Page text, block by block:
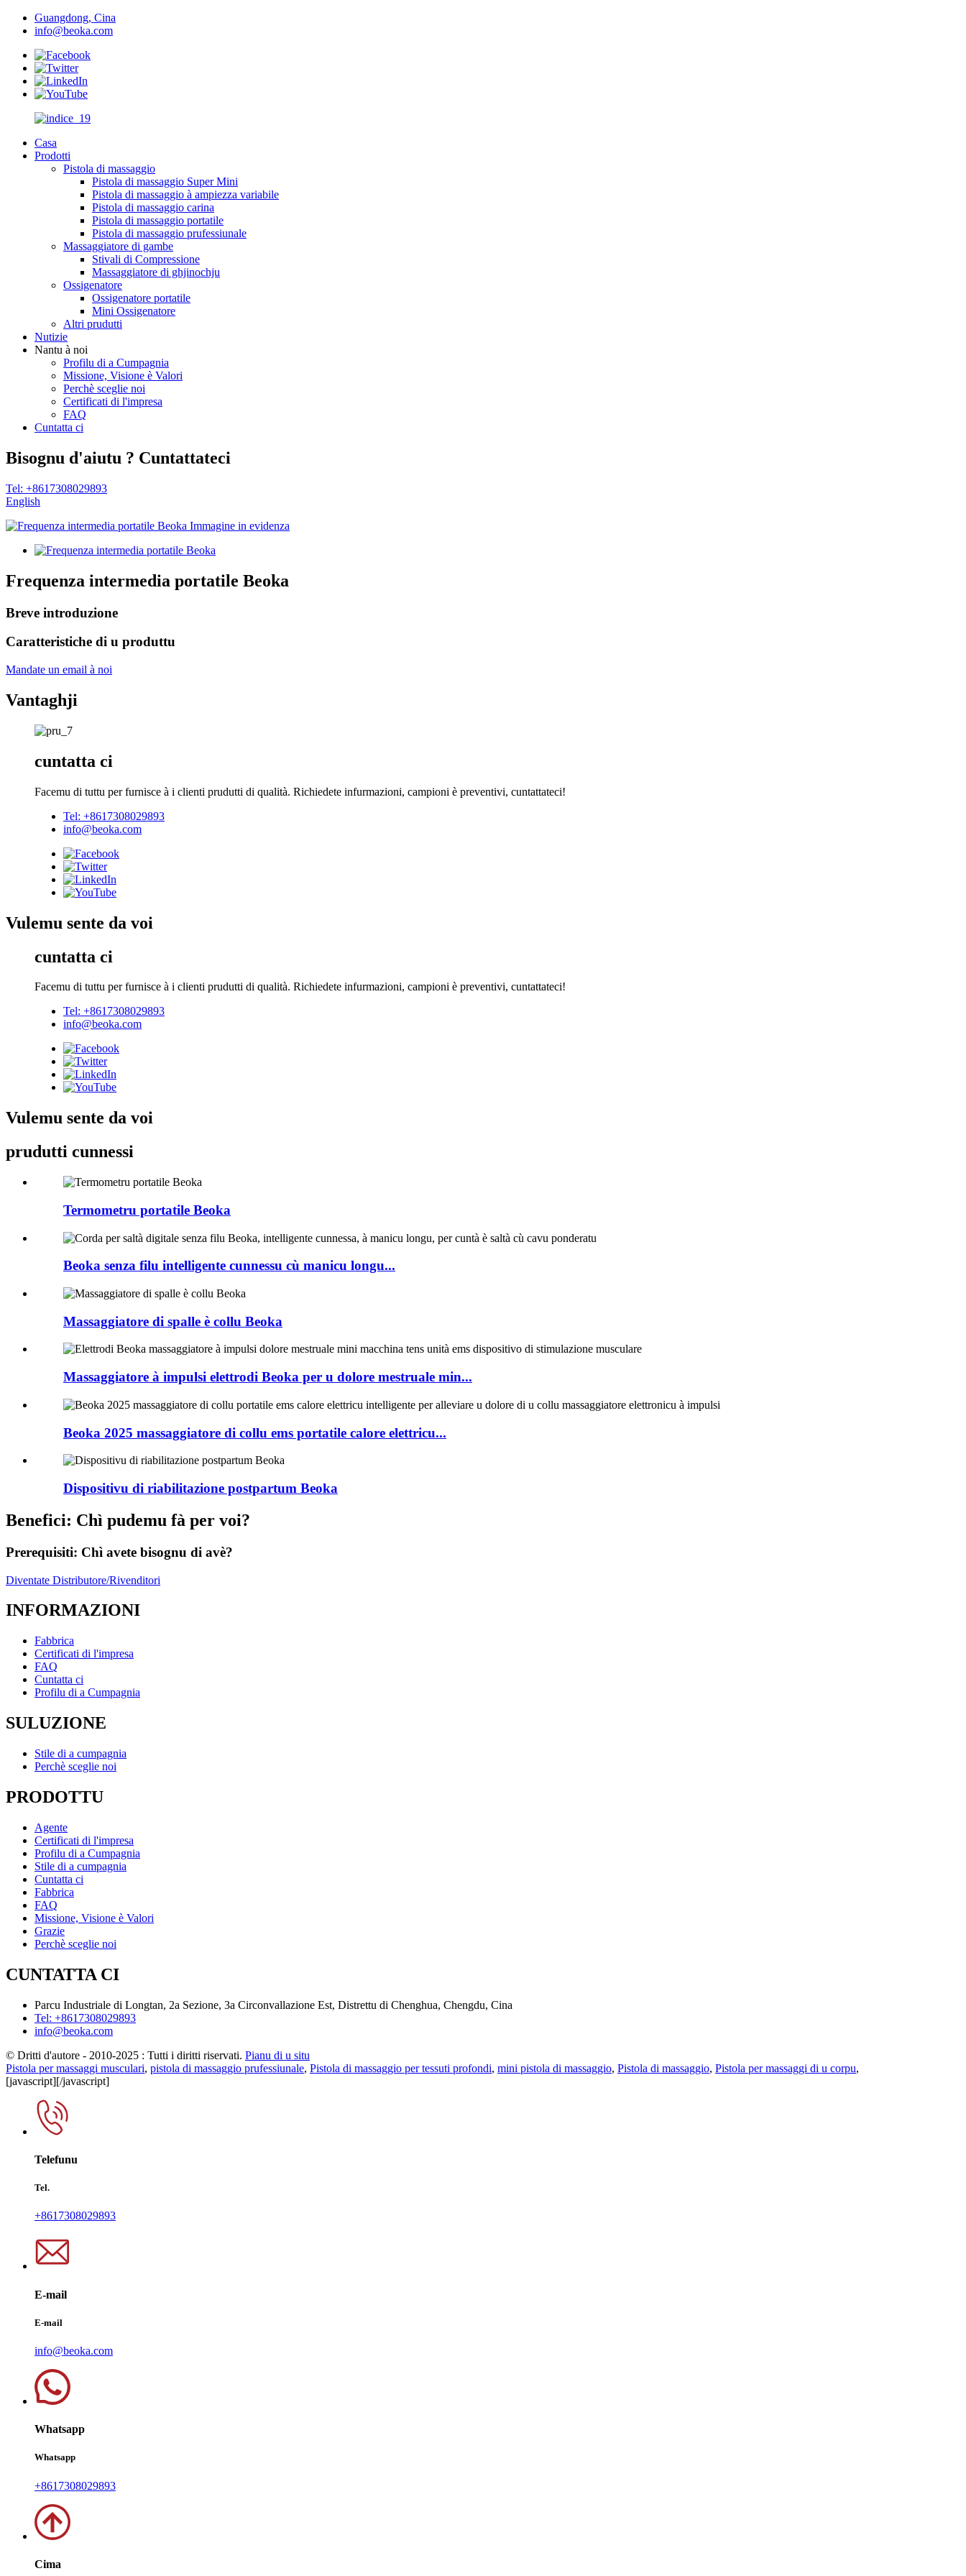
Guangdong, Cina
info@beoka.com
Casa
Prodotti
Pistola di massaggio
Pistola di massaggio Super Mini
Pistola di massaggio à ampiezza variabile
Pistola di massaggio carina
Pistola di massaggio portatile
Pistola di massaggio prufessiunale
Massaggiatore di gambe
Stivali di Compressione
Massaggiatore di ghjinochju
Ossigenatore
Ossigenatore portatile
Mini Ossigenatore
Altri prudutti
Nutizie
Nantu à noi
Profilu di a Cumpagnia
Missione, Visione è Valori
Perchè sceglie noi
Certificati di l'impresa
FAQ
Cuntatta ci
Bisognu d'aiutu ? Cuntattateci
Tel: +8617308029893
English
Frequenza intermedia portatile Beoka
Breve introduzione
Caratteristiche di u produttu
Mandate un email à noi
Vantaghji
cuntatta ci
Facemu di tuttu per furnisce à i clienti prudutti di qualità. Richiedete infurmazioni, campioni è preventivi, cuntattateci!
Tel: +8617308029893
info@beoka.com
Vulemu sente da voi
cuntatta ci
Facemu di tuttu per furnisce à i clienti prudutti di qualità. Richiedete infurmazioni, campioni è preventivi, cuntattateci!
Tel: +8617308029893
info@beoka.com
Vulemu sente da voi
prudutti cunnessi
Termometru portatile Beoka
Beoka senza filu intelligente cunnessu cù manicu longu...
Massaggiatore di spalle è collu Beoka
Massaggiatore à impulsi elettrodi Beoka per u dolore mestruale min...
Beoka 2025 massaggiatore di collu ems portatile calore elettricu...
Dispositivu di riabilitazione postpartum Beoka
Benefici: Chì pudemu fà per voi?
Prerequisiti: Chì avete bisognu di avè?
Diventate Distributore/Rivenditori
INFORMAZIONI
Fabbrica
Certificati di l'impresa
FAQ
Cuntatta ci
Profilu di a Cumpagnia
SULUZIONE
Stile di a cumpagnia
Perchè sceglie noi
PRODOTTU
Agente
Certificati di l'impresa
Profilu di a Cumpagnia
Stile di a cumpagnia
Cuntatta ci
Fabbrica
FAQ
Missione, Visione è Valori
Grazie
Perchè sceglie noi
CUNTATTA CI
Parcu Industriale di Longtan, 2a Sezione, 3a Circonvallazione Est, Distrettu di Chenghua, Chengdu, Cina
Tel: +8617308029893
info@beoka.com
© Dritti d'autore - 2010-2025 : Tutti i diritti riservati. Pianu di u situ
Pistola per massaggi musculari, pistola di massaggio prufessiunale, Pistola di massaggio per tessuti profondi, mini pistola di massaggio, Pistola di massaggio, Pistola per massaggi di u corpu,
[javascript][/javascript]
Telefunu
Tel.
+8617308029893
E-mail
E-mail
info@beoka.com
Whatsapp
Whatsapp
+8617308029893
Cima